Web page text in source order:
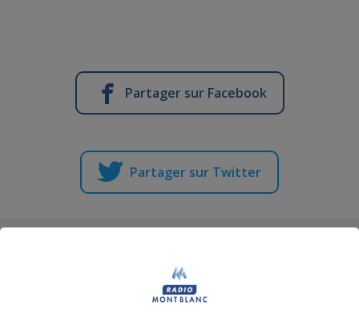
Partager sur Facebook
Partager sur Twitter
Vous en voulez encore ?